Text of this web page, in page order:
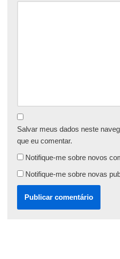
Salvar meus dados neste
que eu comentar.
Notifique-me sobre novos
Notifique-me sobre novas